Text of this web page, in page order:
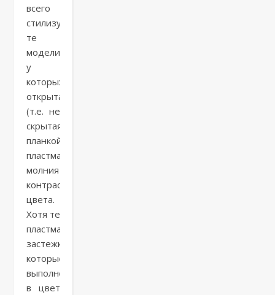
всего
стилизуются
те
модели,
у
которых
открытая
(т.е. не
скрытая
планкой)
пластмассовая
молния
контрастного
цвета.
Хотя те
пластмассовые
застежки,
которые
выполнены
в цвет